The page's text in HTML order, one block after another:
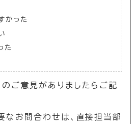
かった
た
ご意見がありましたらご記
なお問合わせは、直接担当部